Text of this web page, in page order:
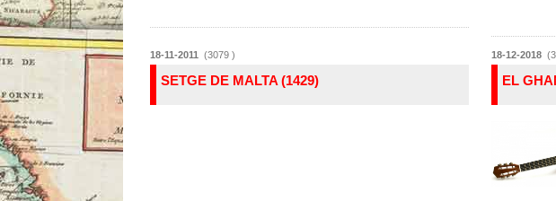
18-11-2011 (3079 )
SETGE DE MALTA (1429)
18-12-2018
EL